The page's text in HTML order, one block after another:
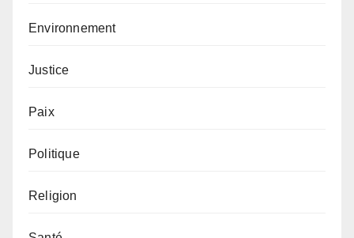
Environnement
Justice
Paix
Politique
Religion